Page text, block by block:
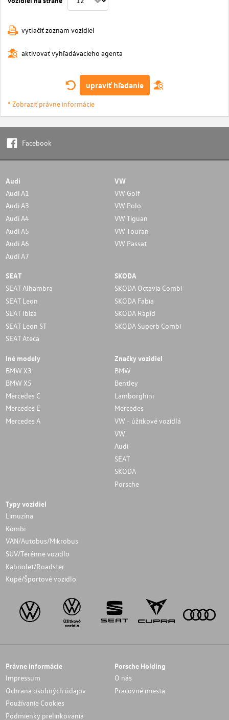
vytlačiť zoznam vozidiel
aktivovať vyhľadávacieho agenta
upraviť hľadanie
* Zobraziť právne informácie
Facebook
Audi
Audi A1
Audi A3
Audi A4
Audi A5
Audi A6
Audi A7
VW
VW Golf
VW Polo
VW Tiguan
VW Touran
VW Passat
SEAT
SEAT Alhambra
SEAT Leon
SEAT Ibiza
SEAT Leon ST
SEAT Ateca
SKODA
SKODA Octavia Combi
SKODA Fabia
SKODA Rapid
SKODA Superb Combi
Iné modely
BMW X3
BMW X5
Mercedes C
Mercedes E
Mercedes A
Značky vozidiel
BMW
Bentley
Lamborghini
Mercedes
VW - úžitkové vozidlá
VW
Audi
SEAT
SKODA
Porsche
Typy vozidiel
Limuzína
Kombi
VAN/Autobus/Mikrobus
SUV/Terénne vozidlo
Kabriolet/Roadster
Kupé/Športové vozidlo
Právne informácie
Impressum
Ochrana osobných údajov
Používanie Cookies
Podmienky prelinkovania
Porsche Holding
O nás
Pracovné miesta